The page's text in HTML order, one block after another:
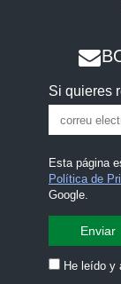
Si quieres
Esta página
Política de
Google.
He leído y